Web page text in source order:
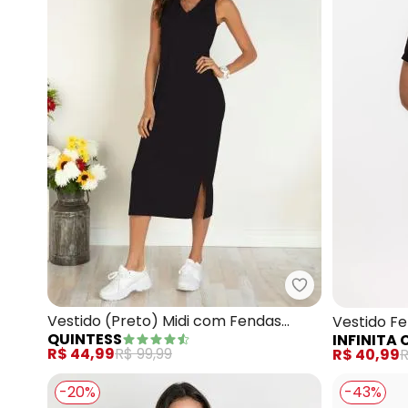
Quintess -
Vestido (Preto) Midi com Fendas
Laterais
QUINTESS
R$ 44,99R$ 99,99
Vestido
INFINITA
R$ 40,99
-20%
-43%